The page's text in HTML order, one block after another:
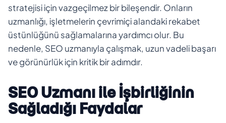
stratejisi için vazgeçilmez bir bileşendir. Onların
uzmanlığı, işletmelerin çevrimiçi alandaki rekabet
üstünlüğünü sağlamalarına yardımcı olur. Bu
nedenle, SEO uzmanıyla çalışmak, uzun vadeli başarı
ve görünürlük için kritik bir adımdır.
SEO Uzmanı ile İşbirliğinin
Sağladığı Faydalar